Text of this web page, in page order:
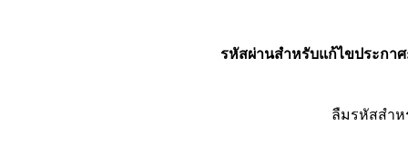
รหัสผ่านสำหรับแก้ไขประกาศ
ลืมรหัสสำ